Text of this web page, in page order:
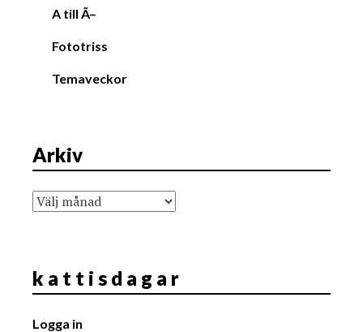
A till Ã–
Fototriss
Temaveckor
Arkiv
Arkiv
k a t t i s d a g a r
Logga in